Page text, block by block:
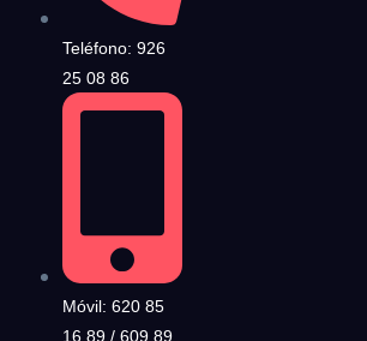
Teléfono: 926
25 08 86
Móvil: 620 85
16 89 / 609 89